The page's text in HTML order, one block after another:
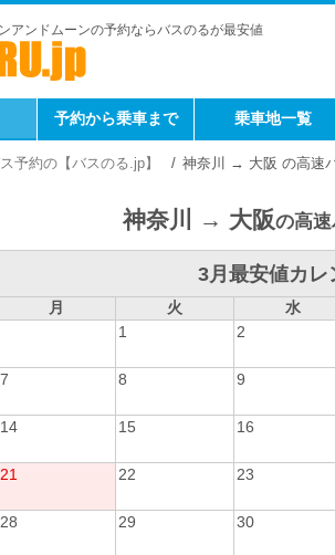
アンドムーンの予約ならバスのるが最安値
予約から乗車まで 乗車地一覧
予約の【バスのる.jp】 神奈川 → 大阪 の高速
神奈川 → 大阪の高
3月最安値カレ
月 火 水
1
2
7 8 9
14 15 16
21 22 23
28 29 30